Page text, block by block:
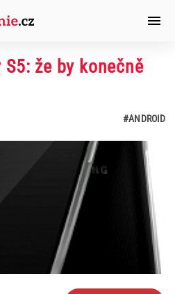
S5: že by konečně
#ANDROID